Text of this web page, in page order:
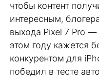
чтобы контент
интересным,
выхода Pixel 7 Pro —
этом году кажется
конкурентом для
победил в тесте